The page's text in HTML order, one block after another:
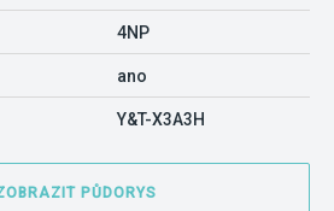
4NP
ano
Y&T-X3A3H
PŮDORYS